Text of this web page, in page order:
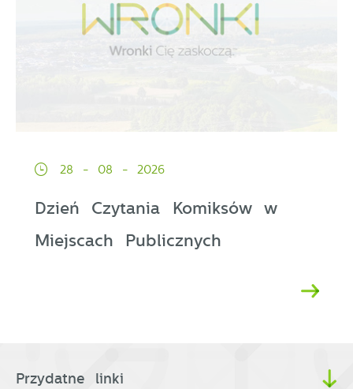
28 - 08 - 2026
Dzień Czytania Komiksów w
Miejscach Publicznych
Przydatne linki